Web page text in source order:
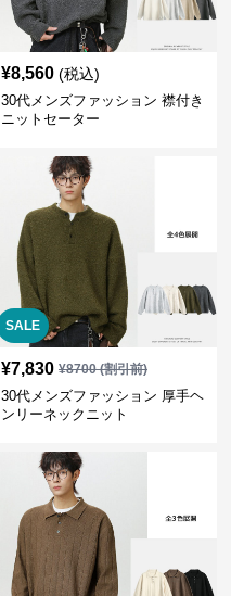
¥8,560 (税込)
30代メンズファッション 襟付き
ニットセーター
SALE
¥7,830 ¥8700(割引前)
30代メンズファッション 厚手ヘ
ンリーネックニット